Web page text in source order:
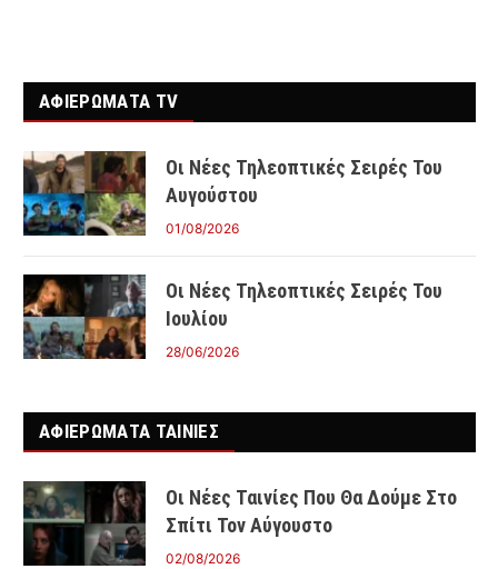
ΑΦΙΕΡΩΜΑΤΑ TV
Οι Νέες Τηλεοπτικές Σειρές Του
Αυγούστου
01/08/2026
Οι Νέες Τηλεοπτικές Σειρές Του
Ιουλίου
28/06/2026
ΑΦΙΕΡΩΜΑΤΑ ΤΑΙΝΊΕΣ
Οι Νέες Ταινίες Που Θα Δούμε Στο
Σπίτι Τον Αύγουστο
02/08/2026